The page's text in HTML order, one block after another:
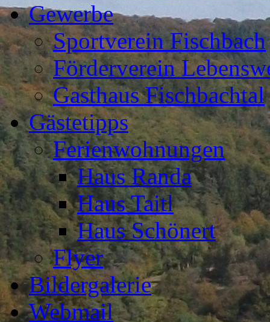
Gewerbe
Sportverein Fischbach
Förderverein
Gasthaus Fischbachtal
Gästetipps
Ferienwohnungen
Haus Randa
Haus Taitl
Haus Schönert
Flyer
Bildergalerie
Webmail